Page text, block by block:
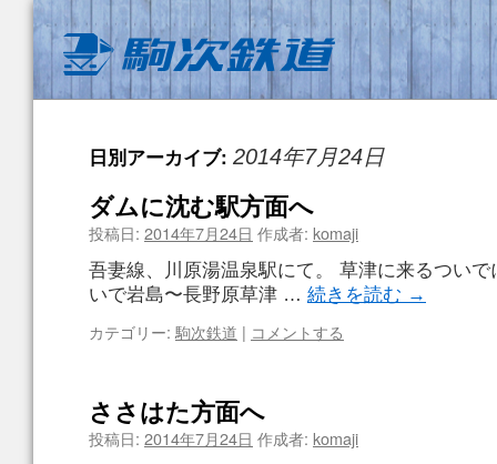
日別アーカイブ: 2014年7月24日
ダムに沈む駅方面へ
投稿日: 2014年7月24日 作成者: komaji
吾妻線、川原湯温泉駅にて。 草津に来るついで
いで岩島〜長野原草津 … 続きを読む →
カテゴリー: 駒次鉄道 | コメントする
ささはた方面へ
投稿日: 2014年7月24日 作成者: komaji